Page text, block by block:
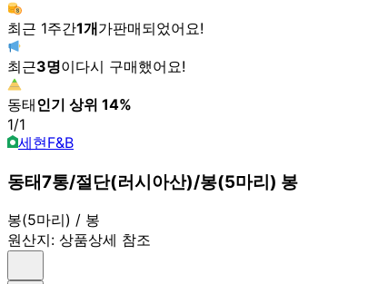
최근 1주간1개가판매되었어요!
최근3명이다시 구매했어요!
동태인기 상위 14%
1/1
세현F&B
동태7통/절단(러시아산)/봉(5마리) 봉
봉(5마리) / 봉
원산지: 상품상세 참조